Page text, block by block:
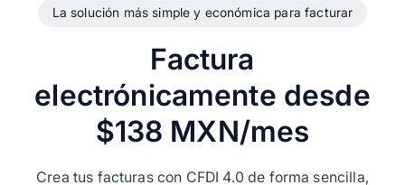
La solución más simple y económica para facturar
Factura
electrónicamente desde
$138 MXN/mes
Crea tus facturas con CFDI 4.0 de forma sencilla,